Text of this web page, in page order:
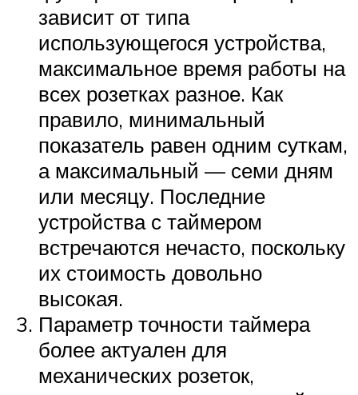
зависит от типа
использующегося устройства,
максимальное время работы на
всех розетках разное. Как
правило, минимальный
показатель равен одним суткам,
а максимальный — семи дням
или месяцу. Последние
устройства с таймером
встречаются нечасто, поскольку
их стоимость довольно
высокая.
Параметр точности таймера
более актуален для
механических розеток,